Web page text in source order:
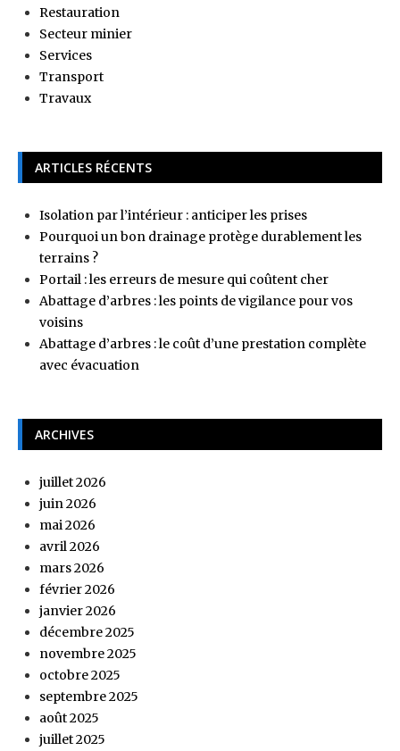
Restauration
Secteur minier
Services
Transport
Travaux
ARTICLES RÉCENTS
Isolation par l’intérieur : anticiper les prises
Pourquoi un bon drainage protège durablement les
terrains ?
Portail : les erreurs de mesure qui coûtent cher
Abattage d’arbres : les points de vigilance pour vos
voisins
Abattage d’arbres : le coût d’une prestation complète
avec évacuation
ARCHIVES
juillet 2026
juin 2026
mai 2026
avril 2026
mars 2026
février 2026
janvier 2026
décembre 2025
novembre 2025
octobre 2025
septembre 2025
août 2025
juillet 2025